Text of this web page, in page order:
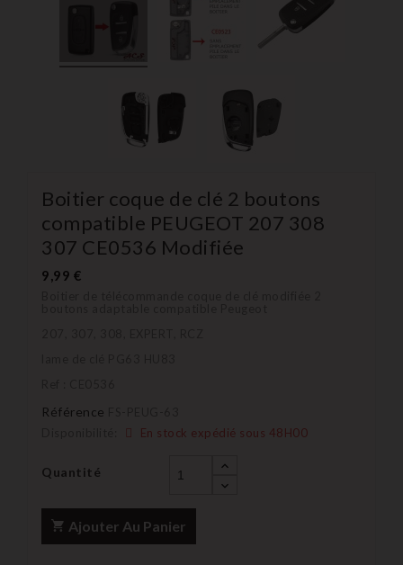
Boitier coque de clé 2 boutons
compatible PEUGEOT 207 308
307 CE0536 Modifiée
9,99 €
Référence
En stock expédié sous 48H00
Quantité
Ajouter Au Panier